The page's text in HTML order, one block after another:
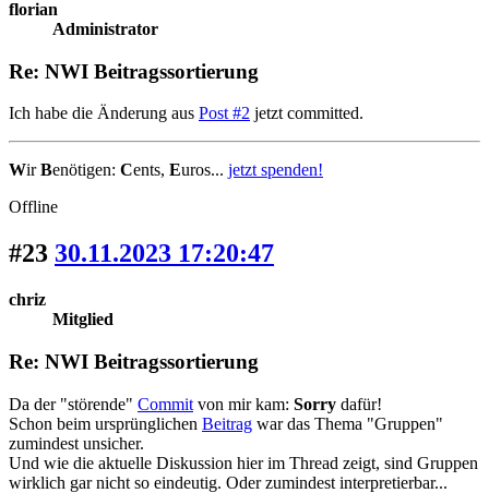
florian
Administrator
Re: NWI Beitragssortierung
Ich habe die Änderung aus Post #2 jetzt committed.
WirBenötigen: Cents, Euros... jetzt spenden!
Offline
#23 30.11.2023 17:20:47
chriz
Mitglied
Re: NWI Beitragssortierung
Da der "störende" Commit von mir kam: Sorry dafür!
Schon beim ursprünglichen Beitrag war das Thema "Gruppen"
zumindest unsicher.
Und wie die aktuelle Diskussion hier im Thread zeigt, sind Gruppen
wirklich gar nicht so eindeutig. Oder zumindest interpretierbar...